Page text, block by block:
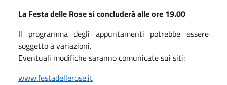
La Festa delle Rose si concluderà alle ore 19.00
Il programma degli appuntamenti potrebbe essere
soggetto a variazioni.
Eventuali modifiche saranno comunicate sui siti:
www.festadellerose.it